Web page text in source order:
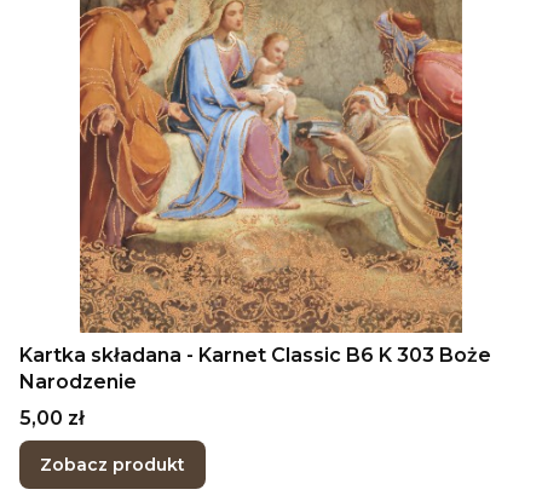
Kartka składana - Karnet Classic B6 K 303 Boże
Narodzenie
Cena
5,00 zł
Zobacz produkt